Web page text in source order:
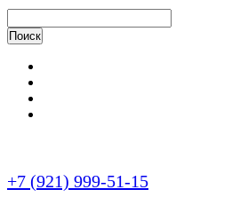
+7 (921) 999-51-15